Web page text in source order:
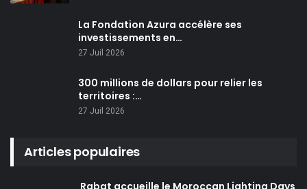
La Fondation Azura accélère ses
investissements en…
27 Juil 2026
300 millions de dollars pour relier les
territoires :…
27 Juil 2026
Articles populaires
Rabat accueille le Moroccan Lighting Days